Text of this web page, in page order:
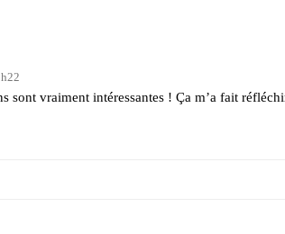
sont vraiment intéressantes ! Ça m’a fait